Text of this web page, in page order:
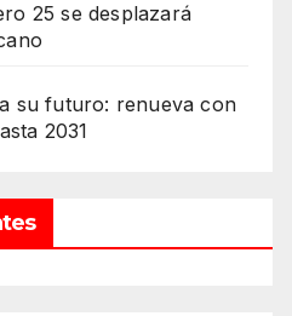
25 se desplazará
su futuro: renueva con
2031